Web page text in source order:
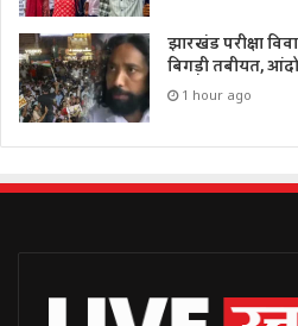
झारखंड परीक्षा
बिगड़ी तबीयत,
1 hour ago